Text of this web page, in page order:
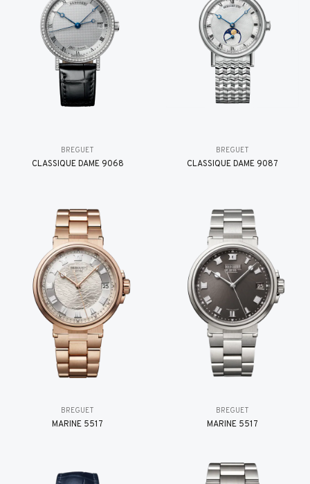
BREGUET
CLASSIQUE DAME 9068
BREGUET
CLASSIQUE DAME 9087
BREGUET
MARINE 5517
BREGUET
MARINE 5517